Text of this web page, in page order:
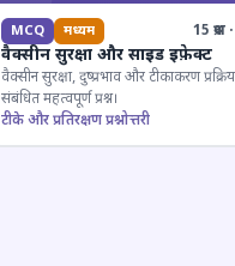
MCQ मध्यम 15
वैक्सीन सुरक्षा और साइड इफ़ेक्ट
वैक्सीन सुरक्षा, दुष्प्रभाव और टीकाकरण
संबंधित महत्वपूर्ण प्रश्न।
टीके और प्रतिरक्षण प्रश्नोत्तरी